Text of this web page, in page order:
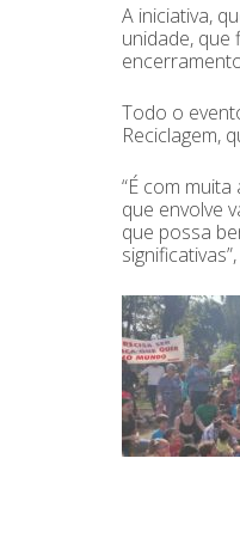
A iniciativa,
unidade, que
Todo o
Reciclagem,
“É com
que envolve
que possa